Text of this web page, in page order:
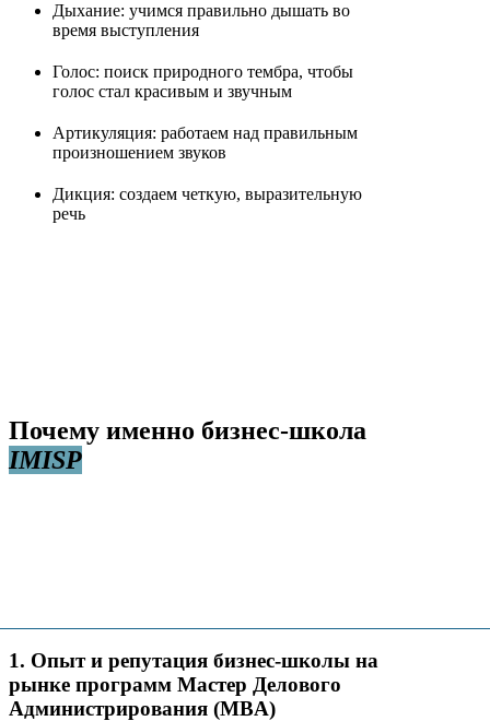
Дыхание: учимся правильно дышать во
время выступления
Голос: поиск природного тембра, чтобы
голос стал красивым и звучным
Артикуляция: работаем над правильным
произношением звуков
Дикция: создаем четкую, выразительную
речь
Почему именно бизнес-школа
IMISP
1. Опыт и репутация бизнес-школы на
рынке программ Мастер Делового
Администрирования (MBA)